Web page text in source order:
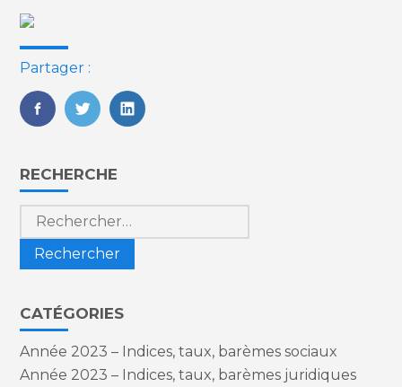
Partager :
FaceBook
TwitterLinkedIn
Blog
sidebar
RECHERCHE
Rechercher :
CATÉGORIES
Année 2023 – Indices, taux, barèmes sociaux
Année 2023 – Indices, taux, barèmes juridiques